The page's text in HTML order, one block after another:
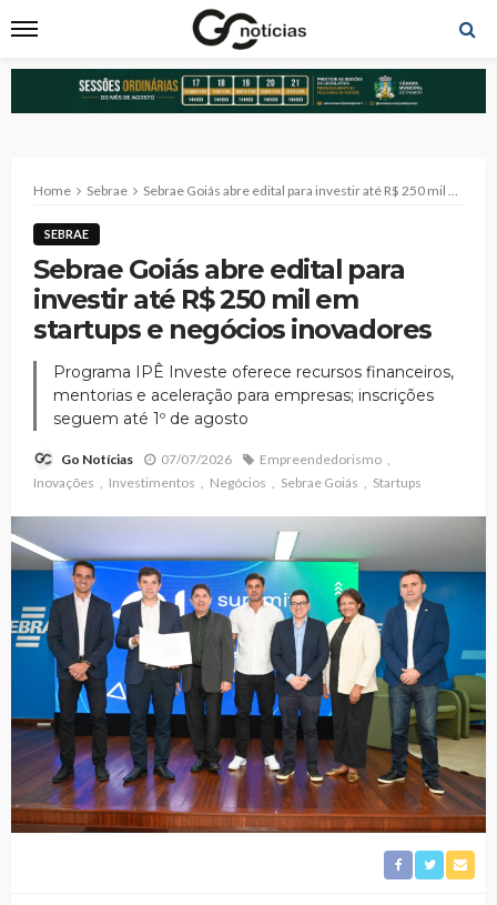
Home Sebrae Sebrae Goiás abre edital para investir até R$ 250 mil em startups e negócios inovadores
SEBRAE
Sebrae Goiás abre edital para
investir até R$ 250 mil em
startups e negócios inovadores
Programa IPÊ Investe oferece recursos financeiros,
mentorias e aceleração para empresas; inscrições
seguem até 1º de agosto
Go Notícias 07/07/2026
Empreendedorismo
Inovações
Investimentos Negócios Sebrae Goiás Startups